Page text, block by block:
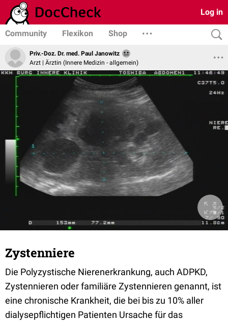
Log in
Community Flexikon Shop
Priv.-Doz. Dr. med. Paul Janowitz
Arzt | Ärztin (Innere Medizin - allgemein)
Zystenniere
Die Polyzystische Nierenerkrankung, auch ADPKD,
Zystennieren oder familiäre Zystennieren genannt, ist
eine chronische Krankheit, die bei bis zu 10% aller
dialysepflichtigen Patienten Ursache für das